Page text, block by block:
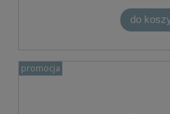
do
promocja